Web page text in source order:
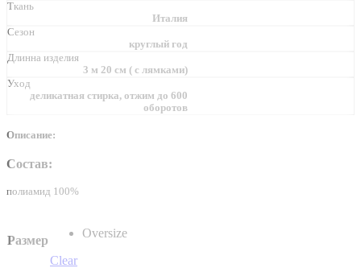
Ткань
Италия
Сезон
круглый год
Длинна изделия
3 м 20 см ( с лямками)
Уход
деликатная стирка, отжим до 600
оборотов
Описание:
Состав:
полиамид 100%
Размер
Oversize
Clear